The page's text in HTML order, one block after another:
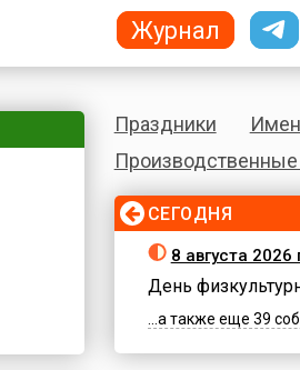
Праздники
СЕГОДНЯ
8 августа 2026
День
...а также еще 39
Журнал